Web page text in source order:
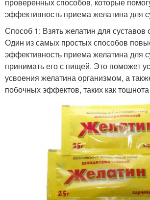
эффективность приема желатина для
Способ 1: Взять желатин для суставов
Один из самых простых способов
эффективность приема желатина для
принимать его с пищей. Это поможет
усвоения желатина организмом, а
побочных эффектов, таких как